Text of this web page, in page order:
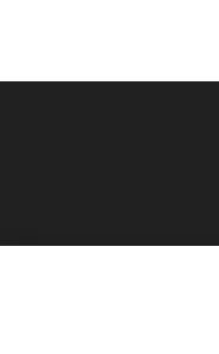
Bergmans Möbler är en